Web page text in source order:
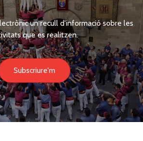
un recull d'informació sobre les
que es realitzen.
Subscriure'm